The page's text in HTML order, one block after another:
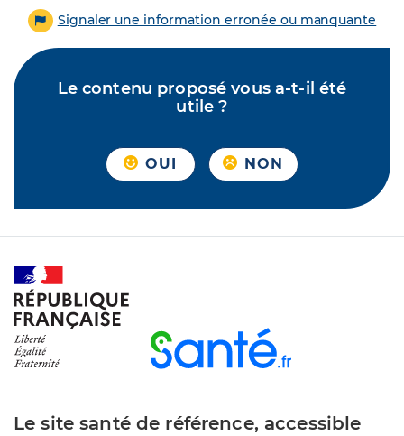
Signaler une information erronée ou manquante
Le contenu proposé vous a-t-il été
utile ?
OUI NON
Le site santé de référence, accessible